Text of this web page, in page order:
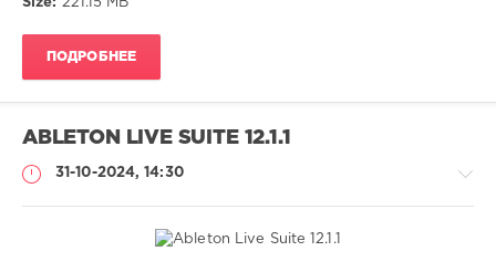
ПОДРОБНЕЕ
ABLETON LIVE SUITE 12.1.1
31-10-2024, 14:30